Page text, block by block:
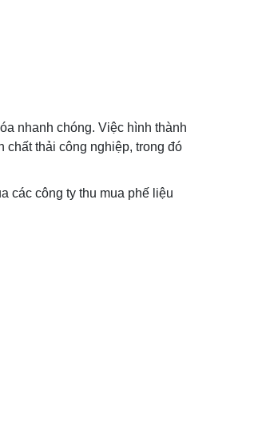
nhanh chóng. Việc hình thành
thải công nghiệp, trong đó
các công ty thu mua phế liệu